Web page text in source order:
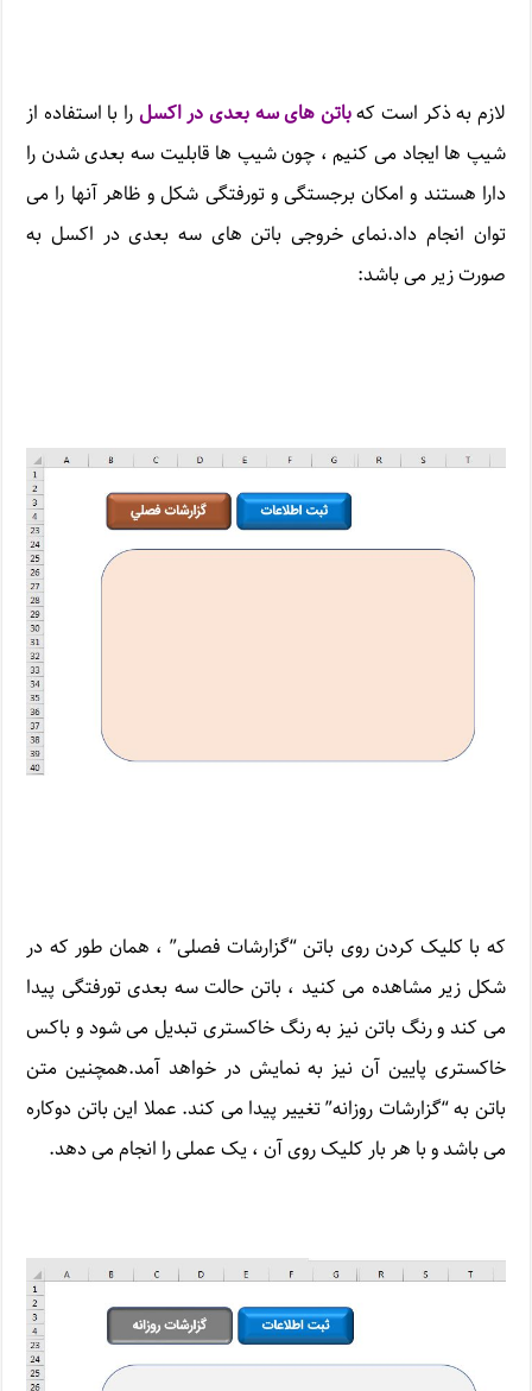
لازم به ذکر است کهباتن های سه بعدی در اکسلرا با استفاده از
شیپ ها ایجاد می کنیم ، چون شیپ ها قابلیت سه بعدی شدن را
دارا هستند و امکان برجستگی و تورفتگی شکل و ظاهر آنها را می
توان انجام داد.نمای خروجی باتن های سه بعدی در اکسل به
صورت زیر می باشد:
که با کلیک کردن روی باتن “گزارشات فصلی” ، همان طور که در
شکل زیر مشاهده می کنید ، باتن حالت سه بعدی تورفتگی پیدا
می کند و رنگ باتن نیز به رنگ خاکستری تبدیل می شود و باکس
خاکستری پایین آن نیز به نمایش در خواهد آمد.همچنین متن
باتن به “گزارشات روزانه” تغییر پیدا می کند. عملا این باتن دوکاره
می باشد و با هر بار کلیک روی آن ، یک عملی را انجام می دهد.